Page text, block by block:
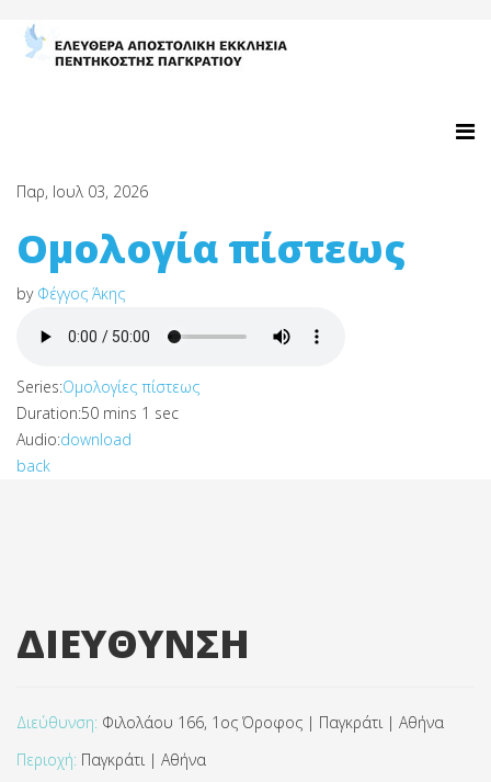
Παρ, Ιουλ 03, 2026
Ομολογία πίστεως
by Φέγγος Άκης
Series:Ομολογίες πίστεως
Duration:50 mins 1 sec
Audio:download
back
ΔΙΕΥΘΥΝΣΗ
Διεύθυνση: Φιλολάου 166, 1ος Όροφος | Παγκράτι | Αθήνα
Περιοχή: Παγκράτι | Αθήνα